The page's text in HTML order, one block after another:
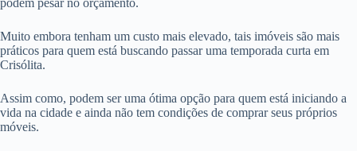
podem pesar no orçamento.
Muito embora tenham um custo mais elevado, tais imóveis são mais
práticos para quem está buscando passar uma temporada curta em
Crisólita.
Assim como, podem ser uma ótima opção para quem está iniciando a
vida na cidade e ainda não tem condições de comprar seus próprios
móveis.